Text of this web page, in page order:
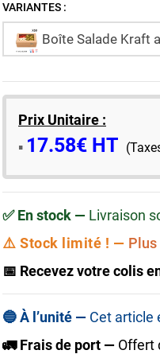
VARIANTES :
Boîte Salade Kraft
Prix Unitaire :
​▪️​ 17.58€ HT
✅ En stock — Livraison
⚠️ Stock limité ! —
📅 Recevez votre colis
🔵 À l’unité — Cet article
🚛 Frais de port — Offert